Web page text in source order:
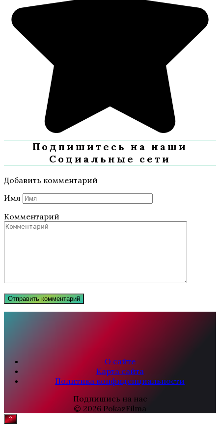
Подпишитесь на наши
Социальные сети
Добавить комментарий
Имя
Комментарий
О сайте
Карта сайта
Политика конфиденциальности
Подпишись на нас
© 2026 PokazFilma